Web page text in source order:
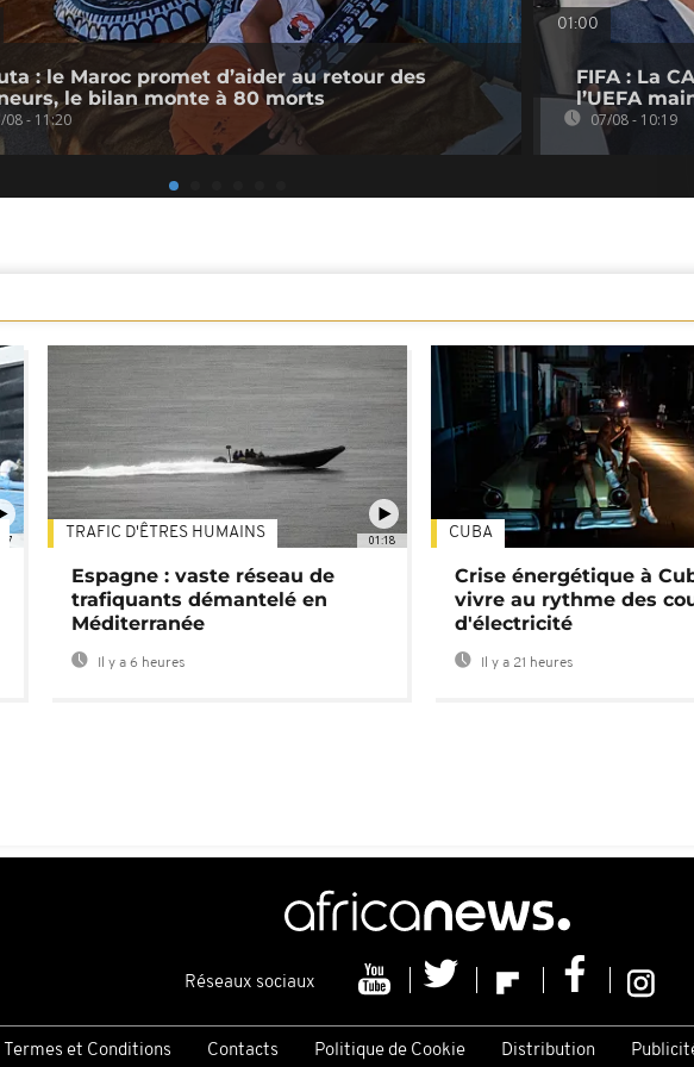
: le Maroc promet d’aider au retour des
le bilan monte à 80 morts
08 - 11:20
01:00
FIFA : La
l’UEFA
07/08 - 10:19
01:18
TRAFIC D'ÊTRES HUMAINS
Espagne : vaste réseau de
trafiquants démantelé en
Méditerranée
Il y a 6 heures
CUBA
Crise énergétique à
vivre au rythme des
d'électricité
Il y a 21 heures
Réseaux sociaux
Termes et Conditions Contacts Politique de Cookie Distribution